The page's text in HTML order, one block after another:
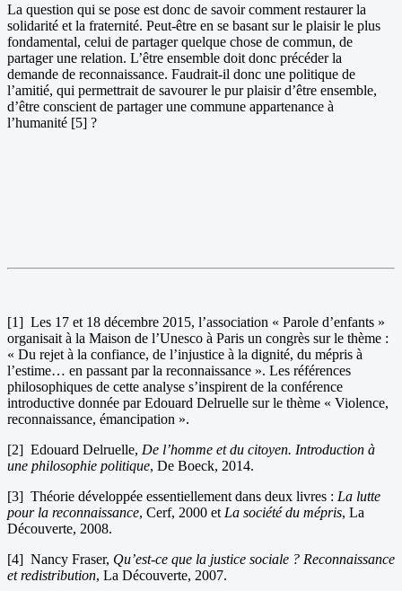
La question qui se pose est donc de savoir comment restaurer la
solidarité et la fraternité. Peut-être en se basant sur le plaisir le plus
fondamental, celui de partager quelque chose de commun, de
partager une relation. L’être ensemble doit donc précéder la
demande de reconnaissance. Faudrait-il donc une politique de
l’amitié, qui permettrait de savourer le pur plaisir d’être ensemble,
d’être conscient de partager une commune appartenance à
l’humanité [5] ?
[1] Les 17 et 18 décembre 2015, l’association « Parole d’enfants »
organisait à la Maison de l’Unesco à Paris un congrès sur le thème :
« Du rejet à la confiance, de l’injustice à la dignité, du mépris à
l’estime… en passant par la reconnaissance ». Les références
philosophiques de cette analyse s’inspirent de la conférence
introductive donnée par Edouard Delruelle sur le thème « Violence,
reconnaissance, émancipation ».
[2] Edouard Delruelle, De l’homme et du citoyen. Introduction à
une philosophie politique, De Boeck, 2014.
[3] Théorie développée essentiellement dans deux livres : La lutte
pour la reconnaissance, Cerf, 2000 et La société du mépris, La
Découverte, 2008.
[4] Nancy Fraser, Qu’est-ce que la justice sociale ? Reconnaissance
et redistribution, La Découverte, 2007.